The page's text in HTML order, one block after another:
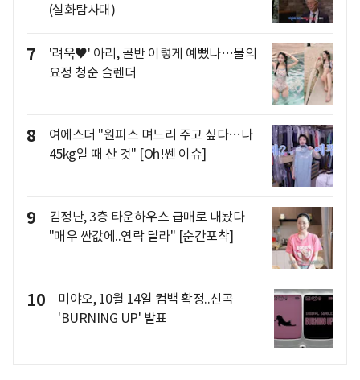
(실화탐사대)
7
'려욱♥' 아리, 골반 이렇게 예뻤나…물의
요정 청순 슬렌더
8
여에스더 "원피스 며느리 주고 싶다…나
45kg일 때 산 것" [Oh!쎈 이슈]
9
김정난, 3층 타운하우스 급매로 내놨다
"매우 싼값에..연락 달라" [순간포착]
10
미야오, 10월 14일 컴백 확정..신곡
'BURNING UP' 발표